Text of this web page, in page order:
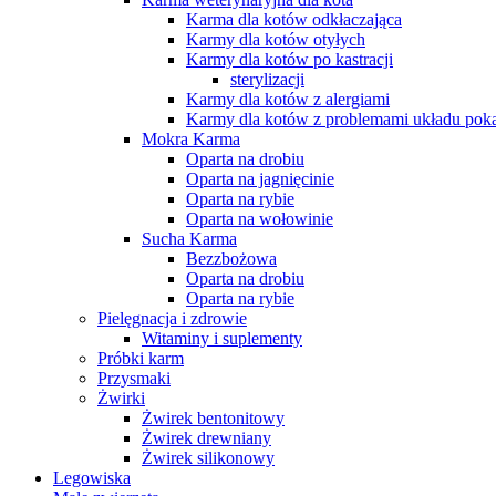
Karma dla kotów odkłaczająca
Karmy dla kotów otyłych
Karmy dla kotów po kastracji
sterylizacji
Karmy dla kotów z alergiami
Karmy dla kotów z problemami układu
Mokra Karma
Oparta na drobiu
Oparta na jagnięcinie
Oparta na rybie
Oparta na wołowinie
Sucha Karma
Bezzbożowa
Oparta na drobiu
Oparta na rybie
Pielęgnacja i zdrowie
Witaminy i suplementy
Próbki karm
Przysmaki
Żwirki
Żwirek bentonitowy
Żwirek drewniany
Żwirek silikonowy
Legowiska